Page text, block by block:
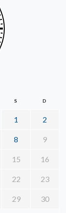
S D
1 2
8 9
15 16
22 23
29 30